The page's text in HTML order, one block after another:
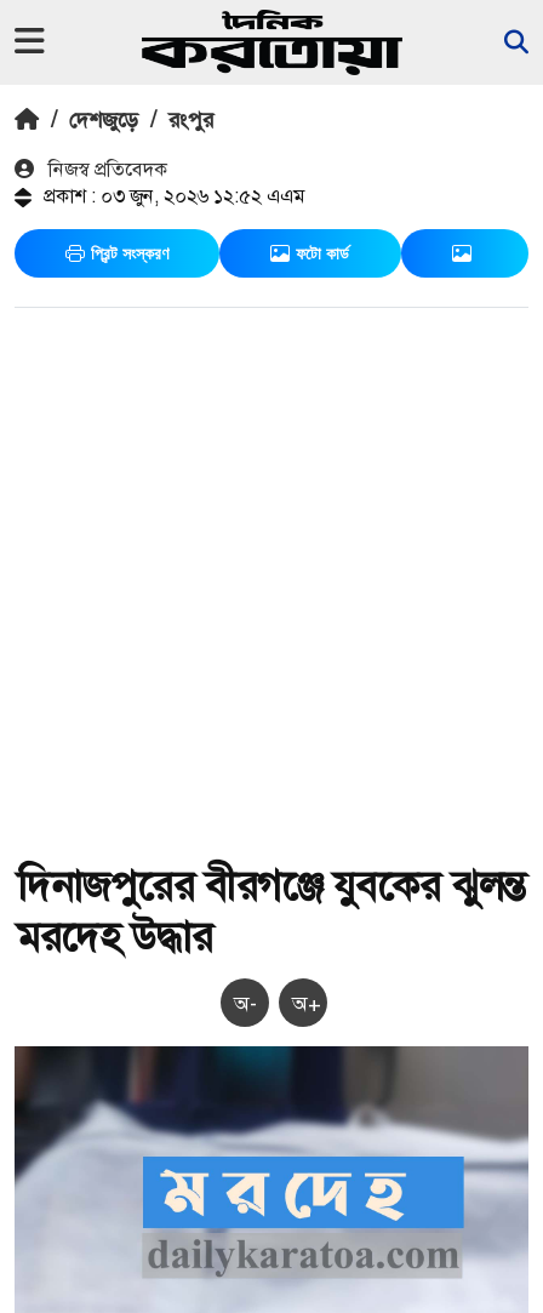
/ দেশজুড়ে / রংপুর
নিজস্ব প্রতিবেদক
প্রকাশ : ০৩ জুন, ২০২৬ ১২:৫২ এএম
প্রিন্ট সংস্করণ ফটো কার্ড
দিনাজপুরের বীরগঞ্জে যুবকের ঝুলন্ত
মরদেহ উদ্ধার
অ- অ+